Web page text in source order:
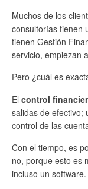
Muchos de los
consultorías tienen
tienen Gestión
servicio, empiezan
Pero ¿cuál es
El control
salidas de efectivo;
control de las
Con el tiempo, es
no, porque esto es
incluso un software.